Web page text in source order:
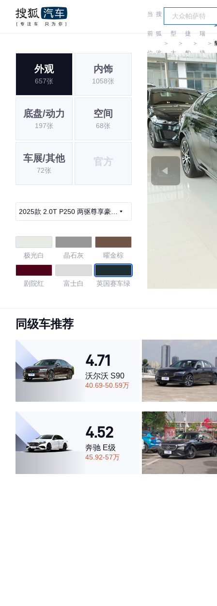
当
前
位
置:
搜
狐
汽
车
＞
车
型
大
全
＞
捷
豹
＞
奇
瑞
捷
豹
＞
外观
657张
内饰
1058张
底盘/动力
197张
空间
68张
车展/其他
72张
官方
2025款 2.0T P250 两驱尊享豪华
极光白 晶石灰 曜金棕
剧院红 富士白 英国赛车绿
4.59
·外观表现较为优秀，优于63%同级车
·空间表现较为优秀，优于52%同级车
同级车推荐
4.71
沃尔沃 S90
40.69-50.59万
4.52
奔驰 E级
45.92-57万